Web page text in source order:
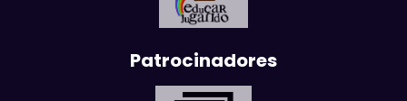
Patrocinadores